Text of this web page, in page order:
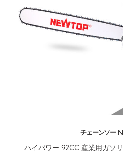
チェーンソー
ハイパワー 92CC 産業用ガソ